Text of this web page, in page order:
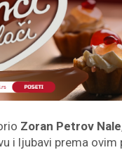
Zoran Petrov Nale
i ljubavi prema ovim